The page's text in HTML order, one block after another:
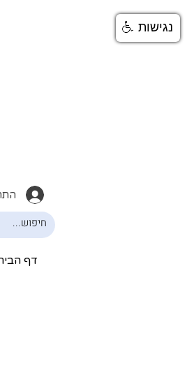
דף
נגישות